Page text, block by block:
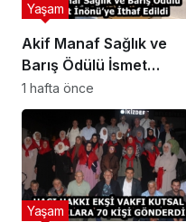
Akif Manaf Sağlık ve
Barış Ödülü İsmet
İnönü’ye İthaf Edildi
Yaşam
1 hafta önce
Yaşam